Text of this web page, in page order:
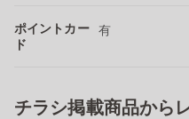
ポイントカー
ド
有
チラシ掲載商品から